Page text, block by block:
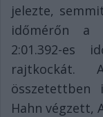
jelezte,
időmérőn a
2:01.392-es
rajtkockát.
összetettben
Hahn végzett,